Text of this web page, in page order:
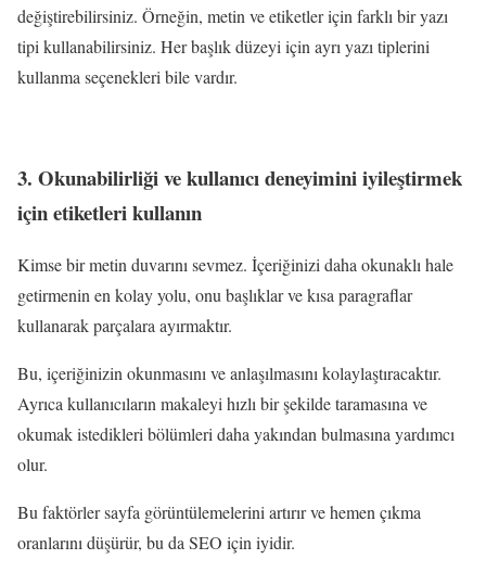
değiştirebilirsiniz. Örneğin, metin ve etiketler için farklı bir yazı
tipi kullanabilirsiniz. Her başlık düzeyi için ayrı yazı tiplerini
kullanma seçenekleri bile vardır.
3. Okunabilirliği ve kullanıcı deneyimini iyileştirmek
için etiketleri kullanın
Kimse bir metin duvarını sevmez. İçeriğinizi daha okunaklı hale
getirmenin en kolay yolu, onu başlıklar ve kısa paragraflar
kullanarak parçalara ayırmaktır.
Bu, içeriğinizin okunmasını ve anlaşılmasını kolaylaştıracaktır.
Ayrıca kullanıcıların makaleyi hızlı bir şekilde taramasına ve
okumak istedikleri bölümleri daha yakından bulmasına yardımcı
olur.
Bu faktörler sayfa görüntülemelerini artırır ve hemen çıkma
oranlarını düşürür, bu da SEO için iyidir.